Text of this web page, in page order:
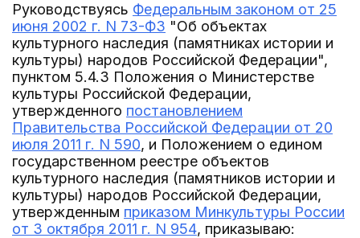
Руководствуясь Федеральным законом от 25
июня 2002 г. N 73-ФЗ "Об объектах
культурного наследия (памятниках истории и
культуры) народов Российской Федерации",
пунктом 5.4.3 Положения о Министерстве
культуры Российской Федерации,
утвержденного постановлением
Правительства Российской Федерации от 20
июля 2011 г. N 590, и Положением о едином
государственном реестре объектов
культурного наследия (памятников истории и
культуры) народов Российской Федерации,
утвержденным приказом Минкультуры России
от 3 октября 2011 г. N 954, приказываю: